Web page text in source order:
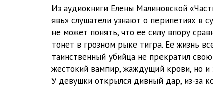
08_Малиновская Елена - Сны и явь
09_Малиновская Елена - Сны и явь
10_Малиновская Елена - Сны и явь
11_Малиновская Елена - Сны и явь
Из аудиокниги Елены Малиновской
явь» слушатели узнают о перипетиях в
не может понять, что ее силу впору
тонет в грозном рыке тигра. Ее жизнь
таинственный убийца не прекратил
жестокий вампир, жаждущий крови, но и
У девушки открылся дивный дар, из-за